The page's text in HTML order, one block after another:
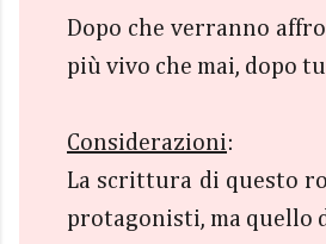
Dopo che verranno
più vivo che mai, dopo
Considerazioni:
La scrittura di questo
protagonisti, ma quello